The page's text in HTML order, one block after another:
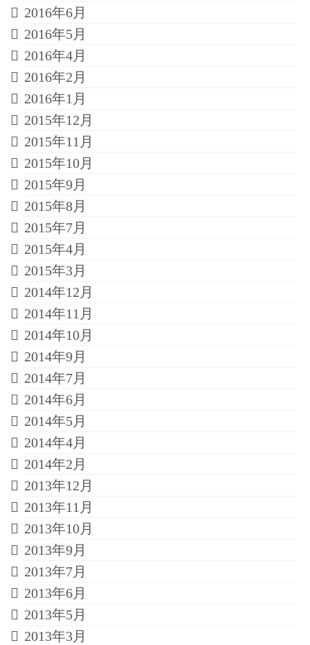
2016年6月
2016年5月
2016年4月
2016年2月
2016年1月
2015年12月
2015年11月
2015年10月
2015年9月
2015年8月
2015年7月
2015年4月
2015年3月
2014年12月
2014年11月
2014年10月
2014年9月
2014年7月
2014年6月
2014年5月
2014年4月
2014年2月
2013年12月
2013年11月
2013年10月
2013年9月
2013年7月
2013年6月
2013年5月
2013年3月